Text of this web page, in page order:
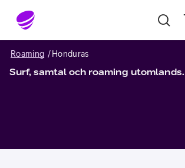
Gå till sidans innehåll
Roaming Honduras
Surf, samtal och roaming utomlands.